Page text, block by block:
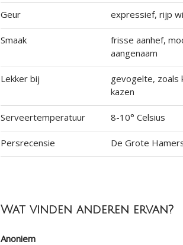
Geur expressief, rijp
Smaak
frisse aanhef,
aangenaam
Lekker bij
gevogelte, zoals
kazen
Serveertemperatuur 8-10° Celsius
Persrecensie De Grote
Wat vinden anderen ervan?
Anoniem